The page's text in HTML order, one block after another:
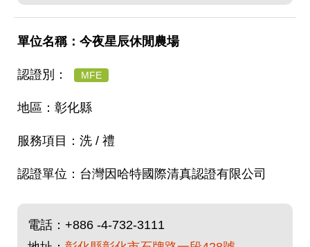
今夜星辰休閒農場
MFE
彰化縣
洗 / 禮
台灣因哈特國際清真認證有限公司
電話： +886 -4-732-3111